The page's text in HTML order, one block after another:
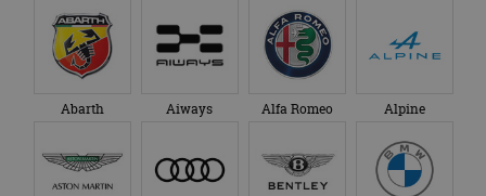
Abarth Aiways Alfa Romeo Alpine
Naam
Aanbieder/
Domein
cf_clearance
Cloudflare,
1 jaar
Deze
vertrouwd
op basis
adres van
te